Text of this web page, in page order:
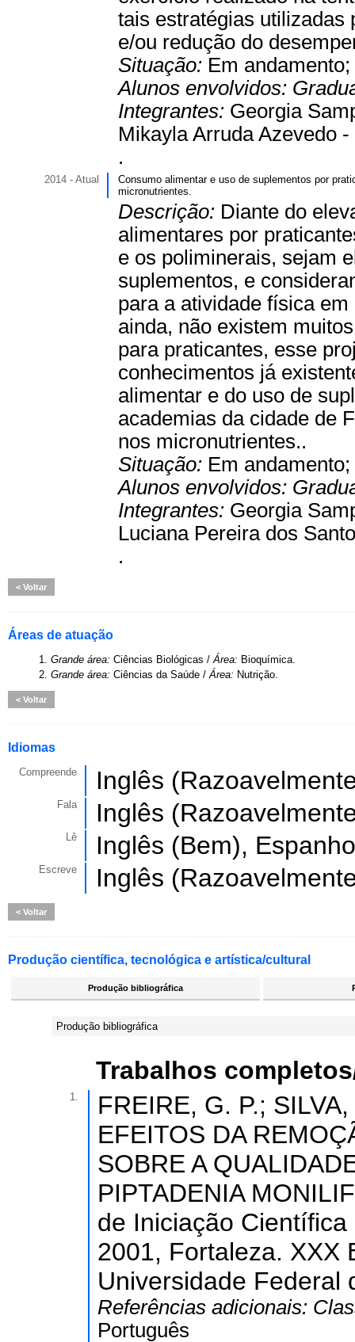
tais estratégias utilizadas
e/ou redução do
Situação: Em andamento;
Alunos envolvidos:
Integrantes: Georgia
Mikayla Arruda Azevedo
.
2014 - Atual
Consumo alimentar e uso de suplementos por
micronutrientes.
Descrição: Diante do
alimentares por
e os poliminerais, sejam
suplementos, e
para a atividade física
ainda, não existem
para praticantes, esse
conhecimentos já
alimentar e do uso de
academias da cidade de
nos micronutrientes..
Situação: Em andamento;
Alunos envolvidos:
Integrantes: Georgia
Luciana Pereira dos
.
Voltar
Áreas de atuação
1. Grande área: Ciências Biológicas /Área: Bioquímica.
2. Grande área: Ciências da Saúde /Área: Nutrição.
Voltar
Idiomas
Compreende Inglês
Fala Inglês
Lê Inglês (Bem),
Escreve Inglês
Voltar
Produção científica, tecnológica e artística/cultural
Produção bibliográfica
Produção bibliográfica
Trabalhos
1.
FREIRE, G. P.;
EFEITOS DA
SOBRE A
PIPTADENIA
de Iniciação
2001, Fortaleza. XXX
Universidade Federal
Referências adicionais:
Português